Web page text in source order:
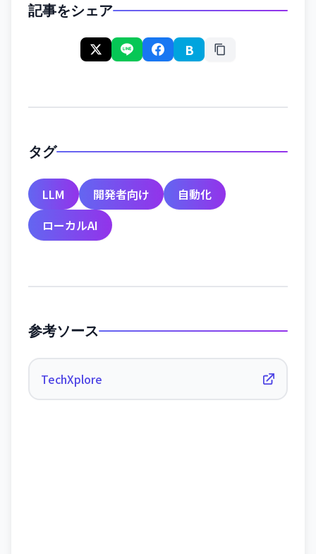
記事をシェア
B
タグ
LLM 開発者向け
自動化
ローカルAI
参考ソース
TechXplore